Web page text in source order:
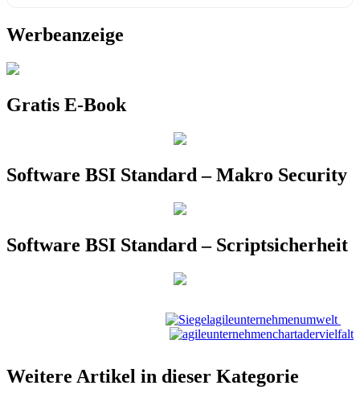
Werbeanzeige
Gratis E-Book
Software BSI Standard – Makro Security
Software BSI Standard – Scriptsicherheit
Weitere Artikel in dieser Kategorie